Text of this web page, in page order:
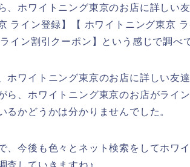
、ホワイトニング東京のお店に詳しい
ライン登録】【 ホワイトニング東京
イン割引クーポン】という感じで調べ
ホワイトニング東京のお店に詳しい友
ら、ホワイトニング東京のお店がライ
るかどうかは分かりませんでした。
、今後も色々とネット検索をしてホワ